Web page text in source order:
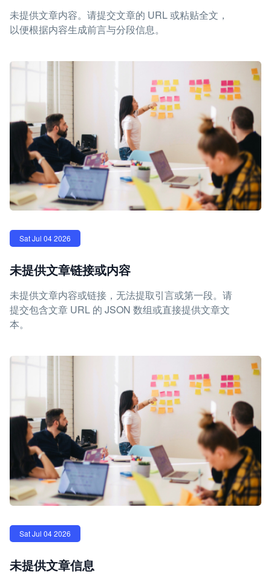
未提供文章内容。请提交文章的 URL 或粘贴全文，
以便根据内容生成前言与分段信息。
Sat Jul 04 2026
未提供文章链接或内容
未提供文章内容或链接，无法提取引言或第一段。请
提交包含文章 URL 的 JSON 数组或直接提供文章文
本。
Sat Jul 04 2026
未提供文章信息